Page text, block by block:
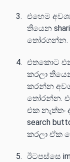
එහෙම
තියෙන
තෝරගන්න.
එතකොට
කරලා
කරන්න
තෝරන්න.
එක
search
කරලා ඒක
ඊටපස්සෙ